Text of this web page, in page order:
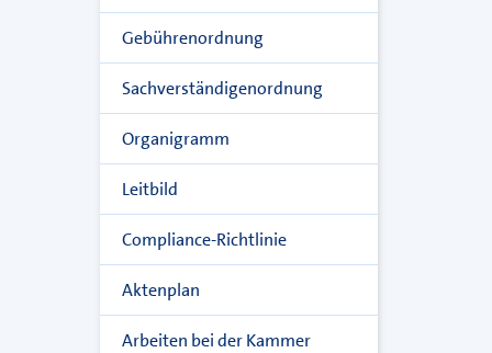
Gebührenordnung
Sachverständigenordnung
Organigramm
Leitbild
Compliance-Richtlinie
Aktenplan
Arbeiten bei der Kammer